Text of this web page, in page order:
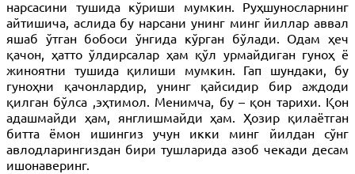
нарсасини тушида кўриши мумкин. Руҳшуносларнинг
айтишича, аслида бу нарсани унинг минг йиллар аввал
яшаб ўтган бобоси ўнгида кўрган бўлади. Одам ҳеч
қачон, ҳатто ўлдирсалар ҳам қўл урмайдиган гуноҳ ё
жиноятни тушида қилиши мумкин. Гап шундаки, бу
гуноҳни қачонлардир, унинг қайсидир бир аждоди
қилган бўлса ,эҳтимол. Менимча, бу – қон тарихи. Қон
адашмайди ҳам, янглишмайди ҳам. Ҳозир қилаётган
битта ёмон ишингиз учун икки минг йилдан сўнг
авлодларингиздан бири тушларида азоб чекади десам
ишонаверинг.